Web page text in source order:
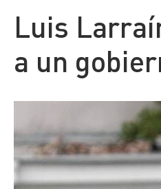
Luis
a un